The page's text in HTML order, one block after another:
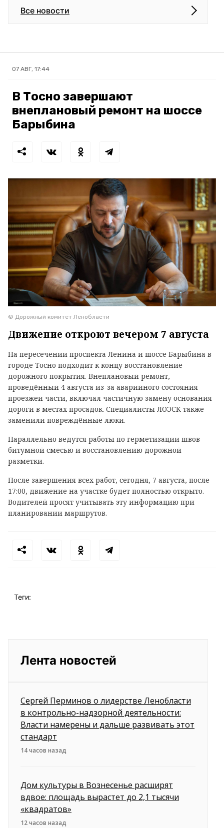
Все новости
07 АВГ, 17:44
В Тосно завершают
внеплановый ремонт на шоссе
Барыбина
© Дорожный комитет Ленобласти
Движение откроют вечером 7 августа
На пересечении проспекта Ленина и шоссе Барыбина в
городе Тосно подходит к концу восстановление
дорожного покрытия. Внеплановый ремонт,
проведённый 4 августа из-за аварийного состояния
проезжей части, включал частичную замену основания
дороги в местах просадок. Специалисты ЛОЭСК также
заменили повреждённые люки.
Параллельно ведутся работы по герметизации швов
битумной смесью и восстановлению дорожной
разметки.
После завершения всех работ, сегодня, 7 августа, после
17:00, движение на участке будет полностью открыто.
Водителей просят учитывать эту информацию при
планировании маршрутов.
Теги:
Лента новостей
Сергей Перминов о лидерстве Ленобласти
в контрольно-надзорной деятельности:
Власти намерены и дальше развивать этот
стандарт
14 часов назад
Дом культуры в Вознесенье расширят
вдвое: площадь вырастет до 2,1 тысячи
«квадратов»
12 часов назад